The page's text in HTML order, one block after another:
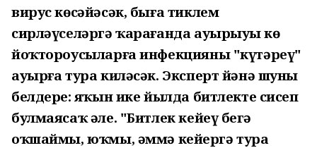
вирус көсәйәсәк, быға тиклем
сирләүселәргә ҡарағанда ауырыуҙы көҙ
йоҡтороусыларға инфекцияны "күтәреү"
ауырға тура киләсәк. Эксперт йәнә шуны
белдерҙе: яҡын ике йылда битлекте сисеп
булмаясаҡ әле. "Битлек кейеү беҙгә
оҡшаймы, юҡмы, әммә кейергә тура